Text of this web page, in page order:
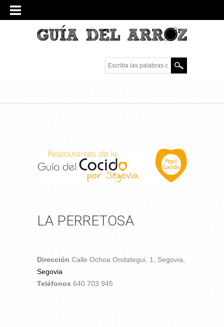
Escriba las palabras
clave.
LA PERRETOSA
Dirección Calle Ochoa Ondategui, 1, Segovia,
Segovia
Teléfonos 640 703 945